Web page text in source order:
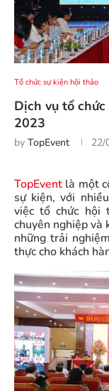
Tổ chức sự kiện hội thảo
Dịch vụ tổ
2023
by TopEvent 22/
TopEvent là một
sự kiện, với
việc tổ chức hội
chuyên nghiệp và
những trải
thực cho khách